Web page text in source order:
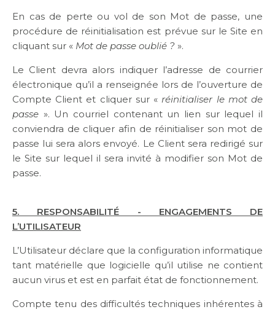
En cas de perte ou vol de son Mot de passe, une
procédure de réinitialisation est prévue sur le Site en
cliquant sur « Mot de passe oublié ? ».
Le Client devra alors indiquer l’adresse de courrier
électronique qu’il a renseignée lors de l’ouverture de
Compte Client et cliquer sur «réinitialiser le mot de
passe ». Un courriel contenant un lien sur lequel il
conviendra de cliquer afin de réinitialiser son mot de
passe lui sera alors envoyé. Le Client sera redirigé sur
le Site sur lequel il sera invité à modifier son Mot de
passe.
5. RESPONSABILITÉ - ENGAGEMENTS DE
L’UTILISATEUR
L’Utilisateur déclare que la configuration informatique
tant matérielle que logicielle qu’il utilise ne contient
aucun virus et est en parfait état de fonctionnement.
Compte tenu des difficultés techniques inhérentes à